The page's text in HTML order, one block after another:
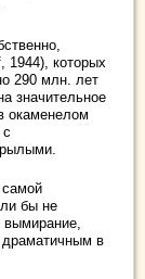
1944), которых
290 млн. лет
значительное
окаменелом
самой
бы не
вымирание,
драматичным в